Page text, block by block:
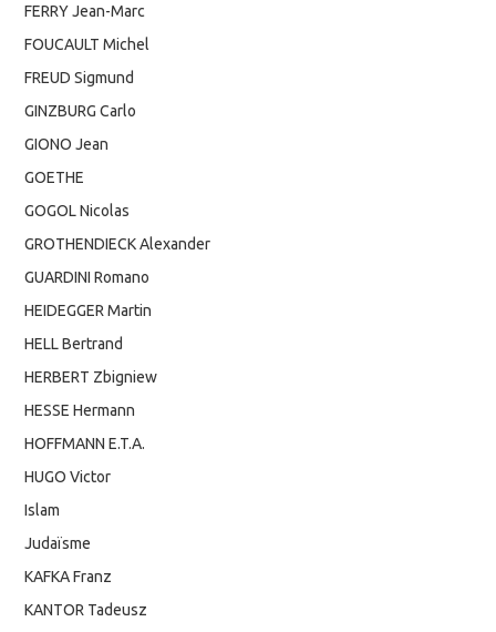
FERRY Jean-Marc
FOUCAULT Michel
FREUD Sigmund
GINZBURG Carlo
GIONO Jean
GOETHE
GOGOL Nicolas
GROTHENDIECK Alexander
GUARDINI Romano
HEIDEGGER Martin
HELL Bertrand
HERBERT Zbigniew
HESSE Hermann
HOFFMANN E.T.A.
HUGO Victor
Islam
Judaïsme
KAFKA Franz
KANTOR Tadeusz